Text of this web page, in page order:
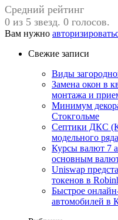
Средний рейтинг
0 из 5 звезд. 0 голосов.
Вам нужно
Свежие записи
Виды
Замена окон в
монтажа и
Минимум
Стокгольме
Септики ДКС
модельного
Курсы валют 7
основным
Uniswap
токенов в
Быстрое
автомобилей в